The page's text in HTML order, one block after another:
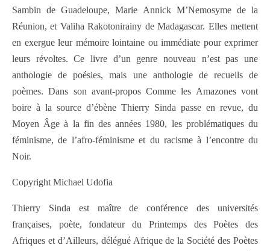
Sambin de Guadeloupe, Marie Annick M’Nemosyme de la
Réunion, et Valiha Rakotonirainy de Madagascar. Elles mettent
en exergue leur mémoire lointaine ou immédiate pour exprimer
leurs révoltes. Ce livre d’un genre nouveau n’est pas une
anthologie de poésies, mais une anthologie de recueils de
poèmes. Dans son avant-propos Comme les Amazones vont
boire à la source d’ébène Thierry Sinda passe en revue, du
Moyen Âge à la fin des années 1980, les problématiques du
féminisme, de l’afro-féminisme et du racisme à l’encontre du
Noir.
Copyright Michael Udofia
Thierry Sinda est maître de conférence des universités
françaises, poète, fondateur du Printemps des Poètes des
Afriques et d’Ailleurs, délégué Afrique de la Société des Poètes